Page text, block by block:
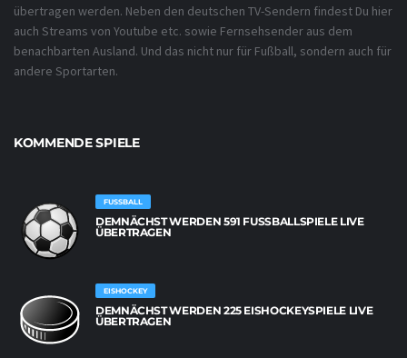
übertragen werden. Neben den deutschen TV-Sendern findest Du hier
auch Streams von Youtube etc. sowie Fernsehsender aus dem
benachbarten Ausland. Und das nicht nur für Fußball, sondern auch für
andere Sportarten.
KOMMENDE SPIELE
FUSSBALL
DEMNÄCHST WERDEN 591 FUSSBALLSPIELE LIVE Ü
BERTRAGEN
EISHOCKEY
DEMNÄCHST WERDEN 225 EISHOCKEYSPIELE LIVE
ÜBERTRAGEN